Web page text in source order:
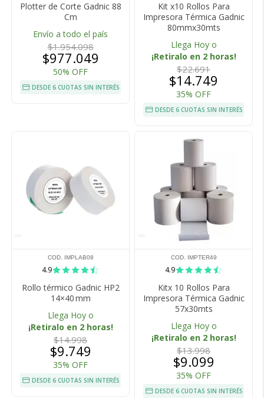
Plotter de Corte Gadnic 88
Cm
Envío a todo el país
$1.954.098
$977.049
50% OFF
DESDE 6 CUOTAS SIN INTERÉS
Kit x10 Rollos Para
Impresora Térmica Gadnic
80mmx30mts
Llega Hoy o
¡Retiralo en 2 horas!
$22.691
$14.749
35% OFF
DESDE 6 CUOTAS SIN INTERÉS
COD. IMPLAB08
4.9
Rollo térmico Gadnic HP2
14×40 mm
Llega Hoy o
¡Retiralo en 2 horas!
$14.998
$9.749
35% OFF
DESDE 6 CUOTAS SIN INTERÉS
COD. IMPTER49
4.9
Kitx 10 Rollos Para
Impresora Térmica Gadnic
57x30mts
Llega Hoy o
¡Retiralo en 2 horas!
$13.998
$9.099
35% OFF
DESDE 6 CUOTAS SIN INTERÉS